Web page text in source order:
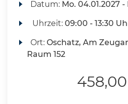
Datum: Mo. 04.01.2027 -
Uhrzeit:09:00 - 13:30
Ort:Oschatz, Am
Raum 152